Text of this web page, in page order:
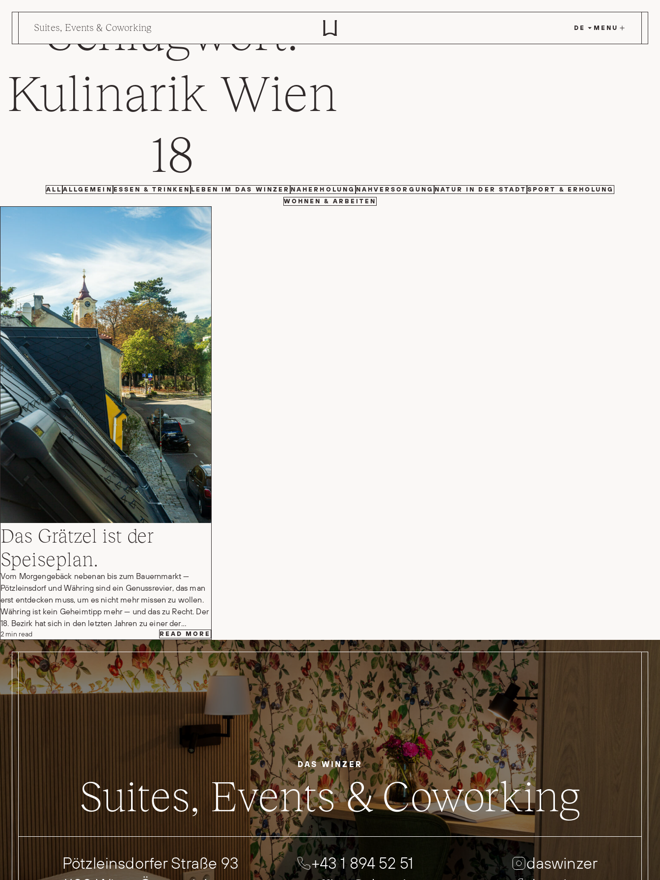
Suites, Events & Coworking MENU
Schlagwort:
Kulinarik Wien
18
FILTER BY
ALL FILTER BY
ALLGEMEIN FILTER BY
ESSEN & TRINKEN FILTER BY
LEBEN IM DAS WINZER FILTER BY
NAHERHOLUNG FILTER BY
NAHVERSORGUNG FILTER BY
NATUR IN DER STADT FILTER BY
SPORT & ERHOLUNG
FILTER BY
WOHNEN & ARBEITEN
Das Grätzel ist der
Speiseplan.
Vom Morgengebäck nebenan bis zum Bauernmarkt —
Pötzleinsdorf und Währing sind ein Genussrevier, das man
erst entdecken muss, um es nicht mehr missen zu wollen.
Währing ist kein Geheimtipp mehr — und das zu Recht. Der
18. Bezirk hat sich in den letzten Jahren zu einer der…
2 min read READ MORE
DAS WINZER
Suites, Events & Coworking
Pötzleinsdorfer Straße 93
+43 1 894 52 51
daswinzer